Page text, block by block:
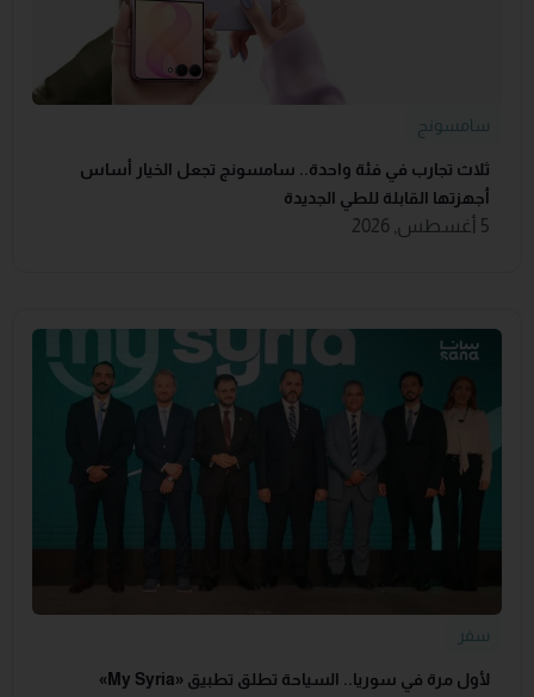
سامسونج
ثلاث تجارب في فئة واحدة.. سامسونج تجعل الخيار أساس
أجهزتها القابلة للطي الجديدة
5 أغسطس, 2026
سفر
لأول مرة في سوريا.. السياحة تطلق تطبيق «‏My Syria‏»